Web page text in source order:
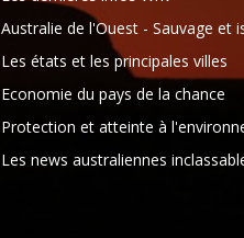
Australie de l'Ouest - Sauvage et
Les états et les principales villes
Economie du pays de la chance
Protection et atteinte à
Les news australiennes